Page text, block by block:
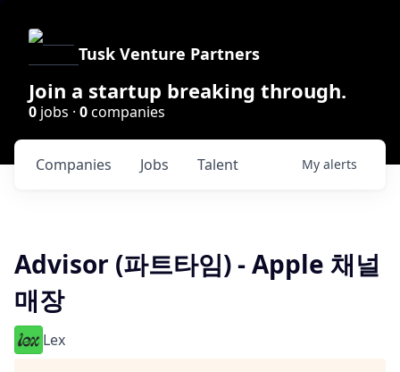
Tusk Venture Partners
Join a startup breaking through.
0 jobs · 0companies
Jobs
Companies Talent My alerts
Advisor (파트타임) - Apple 채널
매장
Lex